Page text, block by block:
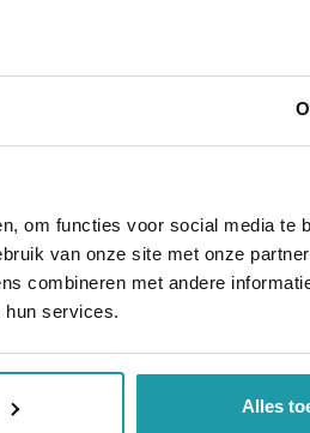
om functies voor social media te
van onze site met onze
combineren met andere
hun services.
Alles
financiële nieuws
mailing.
*